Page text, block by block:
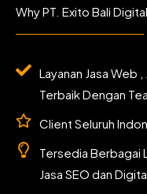
b a
m
t u
Why PT. Exito Bali Digital
Layanan Jasa Web
Terbaik Dengan
Client Seluruh
Tersedia Berbagai
Jasa SEO dan